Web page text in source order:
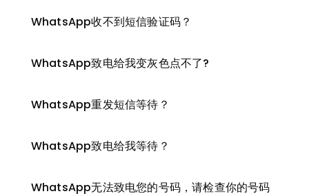
WhatsApp收不到短信验证码？
WhatsApp致电给我变灰色点不了?
WhatsApp重发短信等待？
WhatsApp致电给我等待？
WhatsApp无法致电您的号码，请检查你的号码